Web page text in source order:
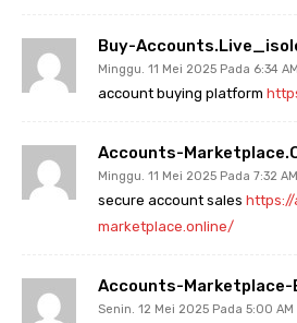
Buy-
Minggu. 11 Mei 2025 Pada 6:34 AM
account buying platform
Accounts-
Minggu. 11 Mei 2025 Pada 7:32 AM
secure account sales
marketplace.online/
Accounts-
Senin. 12 Mei 2025 Pada 5:00 AM